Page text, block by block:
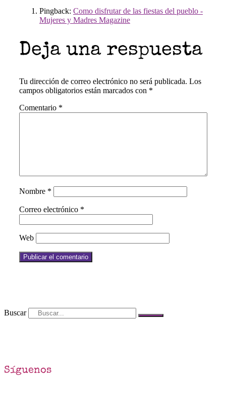
Pingback: Como disfrutar de las fiestas del pueblo -
Mujeres y Madres Magazine
Deja una respuesta
Tu dirección de correo electrónico no será publicada. Los
campos obligatorios están marcados con *
Comentario *
Nombre *
Correo electrónico *
Web
Buscar
Síguenos